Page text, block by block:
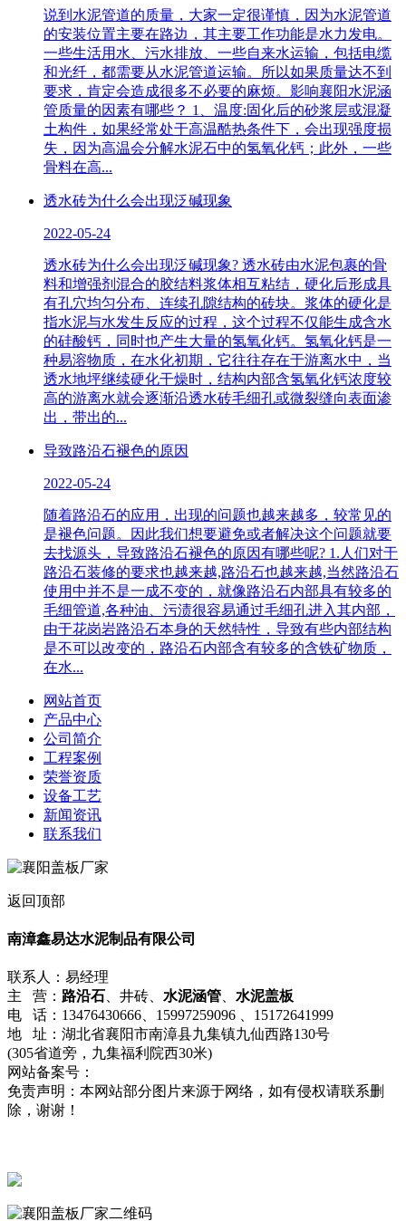
说到水泥管道的质量，大家一定很谨慎，因为水泥管道
的安装位置主要在路边，其主要工作功能是水力发电。
一些生活用水、污水排放、一些自来水运输，包括电缆
和光纤，都需要从水泥管道运输。所以如果质量达不到
要求，肯定会造成很多不必要的麻烦。影响襄阳水泥涵
管质量的因素有哪些？ 1、温度:固化后的砂浆层或混凝
土构件，如果经常处于高温酷热条件下，会出现强度损
失，因为高温会分解水泥石中的氢氧化钙；此外，一些
骨料在高...
透水砖为什么会出现泛碱现象
2022-05-24
透水砖为什么会出现泛碱现象? 透水砖由水泥包裹的骨
料和增强剂混合的胶结料浆体相互粘结，硬化后形成具
有孔穴均匀分布、连续孔隙结构的砖块。浆体的硬化是
指水泥与水发生反应的过程，这个过程不仅能生成含水
的硅酸钙，同时也产生大量的氢氧化钙。氢氧化钙是一
种易溶物质，在水化初期，它往往存在于游离水中，当
透水地坪继续硬化干燥时，结构内部含氢氧化钙浓度较
高的游离水就会逐渐沿透水砖毛细孔或微裂缝向表面渗
出，带出的...
导致路沿石褪色的原因
2022-05-24
随着路沿石的应用，出现的问题也越来越多，较常见的
是褪色问题。因此我们想要避免或者解决这个问题就要
去找源头，导致路沿石褪色的原因有哪些呢? 1.人们对于
路沿石装修的要求也越来越,路沿石也越来越,当然路沿石
使用中并不是一成不变的，就像路沿石内部具有较多的
毛细管道,各种油、污渍很容易通过毛细孔进入其内部，
由于花岗岩路沿石本身的天然特性，导致有些内部结构
是不可以改变的，路沿石内部含有较多的含铁矿物质，
在水...
网站首页
产品中心
公司简介
工程案例
荣誉资质
设备工艺
新闻资讯
联系我们
返回顶部
南漳鑫易达水泥制品有限公司
联系人：易经理
主 营： 路沿石 、井砖、 水泥涵管
水泥盖板
电 话：13476430666、15997259096 、15172641999
地 址：湖北省襄阳市南漳县九集镇九仙西路130号
(305省道旁，九集福利院西30米)
网站备案号：
免责声明：本网站部分图片来源于网络，如有侵权请联系删
除，谢谢！